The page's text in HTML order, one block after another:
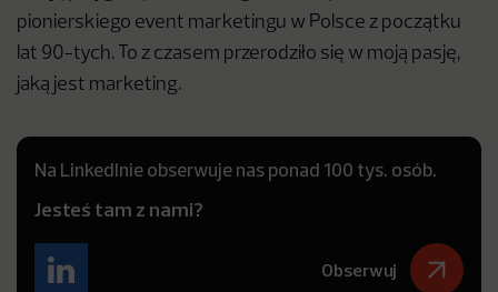
pionierskiego event marketingu w Polsce z początku
lat 90-tych. To z czasem przerodziło się w moją pasję,
jaką jest marketing.
Na LinkedInie obserwuje nas ponad 100 tys. osób.
Jesteś tam z nami?
Obserwuj